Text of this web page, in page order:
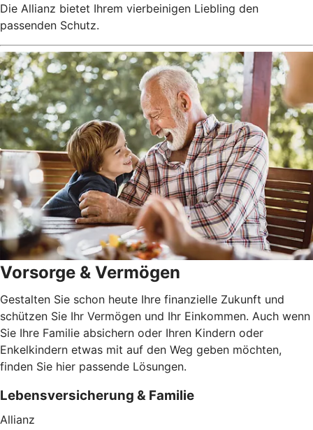
Die Allianz bietet Ihrem vierbeinigen Liebling den
passenden Schutz.
Vorsorge & Vermögen
Gestalten Sie schon heute Ihre finanzielle Zukunft und
schützen Sie Ihr Vermögen und Ihr Einkommen. Auch wenn
Sie Ihre Familie absichern oder Ihren Kindern oder
Enkelkindern etwas mit auf den Weg geben möchten,
finden Sie hier passende Lösungen.
Lebensversicherung & Familie
Allianz